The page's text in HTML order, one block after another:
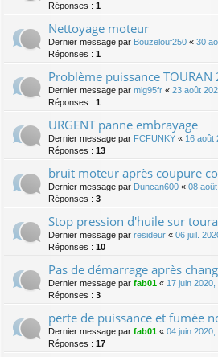
Réponses : 1
Nettoyage moteur
Dernier message par Bouzelouf250 « 30
Réponses : 1
Problème puissance TOURAN
Dernier message par mig95fr « 23 août
Réponses : 1
URGENT panne embrayage
Dernier message par FCFUNKY « 16 août
Réponses : 13
bruit moteur après coupure
Dernier message par Duncan600 « 08
Réponses : 3
Stop pression d'huile sur
Dernier message par resideur « 06 juil.
Réponses : 10
Pas de démarrage après
Dernier message par fab01 « 17 juin 2020,
Réponses : 3
perte de puissance et fumée
Dernier message par fab01 « 04 juin 2020,
Réponses : 17